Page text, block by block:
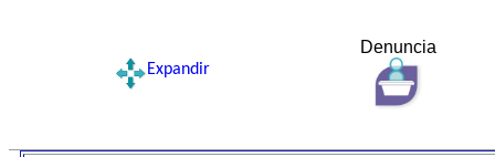
Denuncia
Expandir